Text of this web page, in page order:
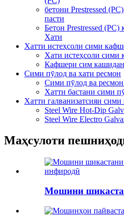
бетони Prestressed
пасти
Бетон Prestressed (PC)
Хати
Хатти истеҳсоли сими
Хати истеҳсоли сими
Кафшери сим
Сими пӯлод ва хати ресмон
Сими пӯлод ва ресмон
Хатти бастани сими
Хатти галванизатсияи сими
Steel Wire Hot-Dip
Steel Wire Electro
Маҳсулоти
Мошини